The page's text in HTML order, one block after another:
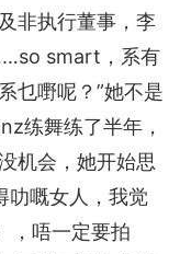
非执行董事，李
smart，系有
乜嘢呢？”她不是
练舞练了半年，
机会，她开始思
叻嘅女人，我觉
，唔一定要拍